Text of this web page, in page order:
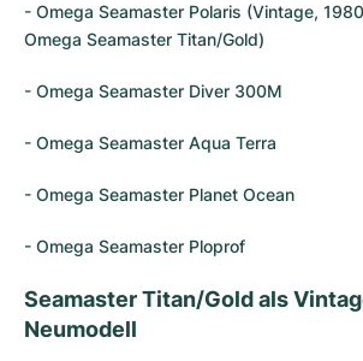
- Omega Seamaster Polaris (Vintage,
Omega Seamaster Titan/Gold)
- Omega Seamaster Diver 300M
- Omega Seamaster Aqua Terra
- Omega Seamaster Planet Ocean
- Omega Seamaster Ploprof
Seamaster Titan/Gold als
Neumodell